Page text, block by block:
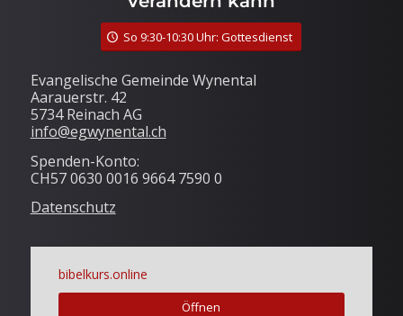
So 9:30-10:30 Uhr: Gottesdienst
Evangelische Gemeinde Wynental
Aarauerstr. 42
5734 Reinach AG
info@egwynental.ch
Spenden-Konto:
CH57 0630 0016 9664 7590 0
Datenschutz
bibelkurs.online
Öffnen